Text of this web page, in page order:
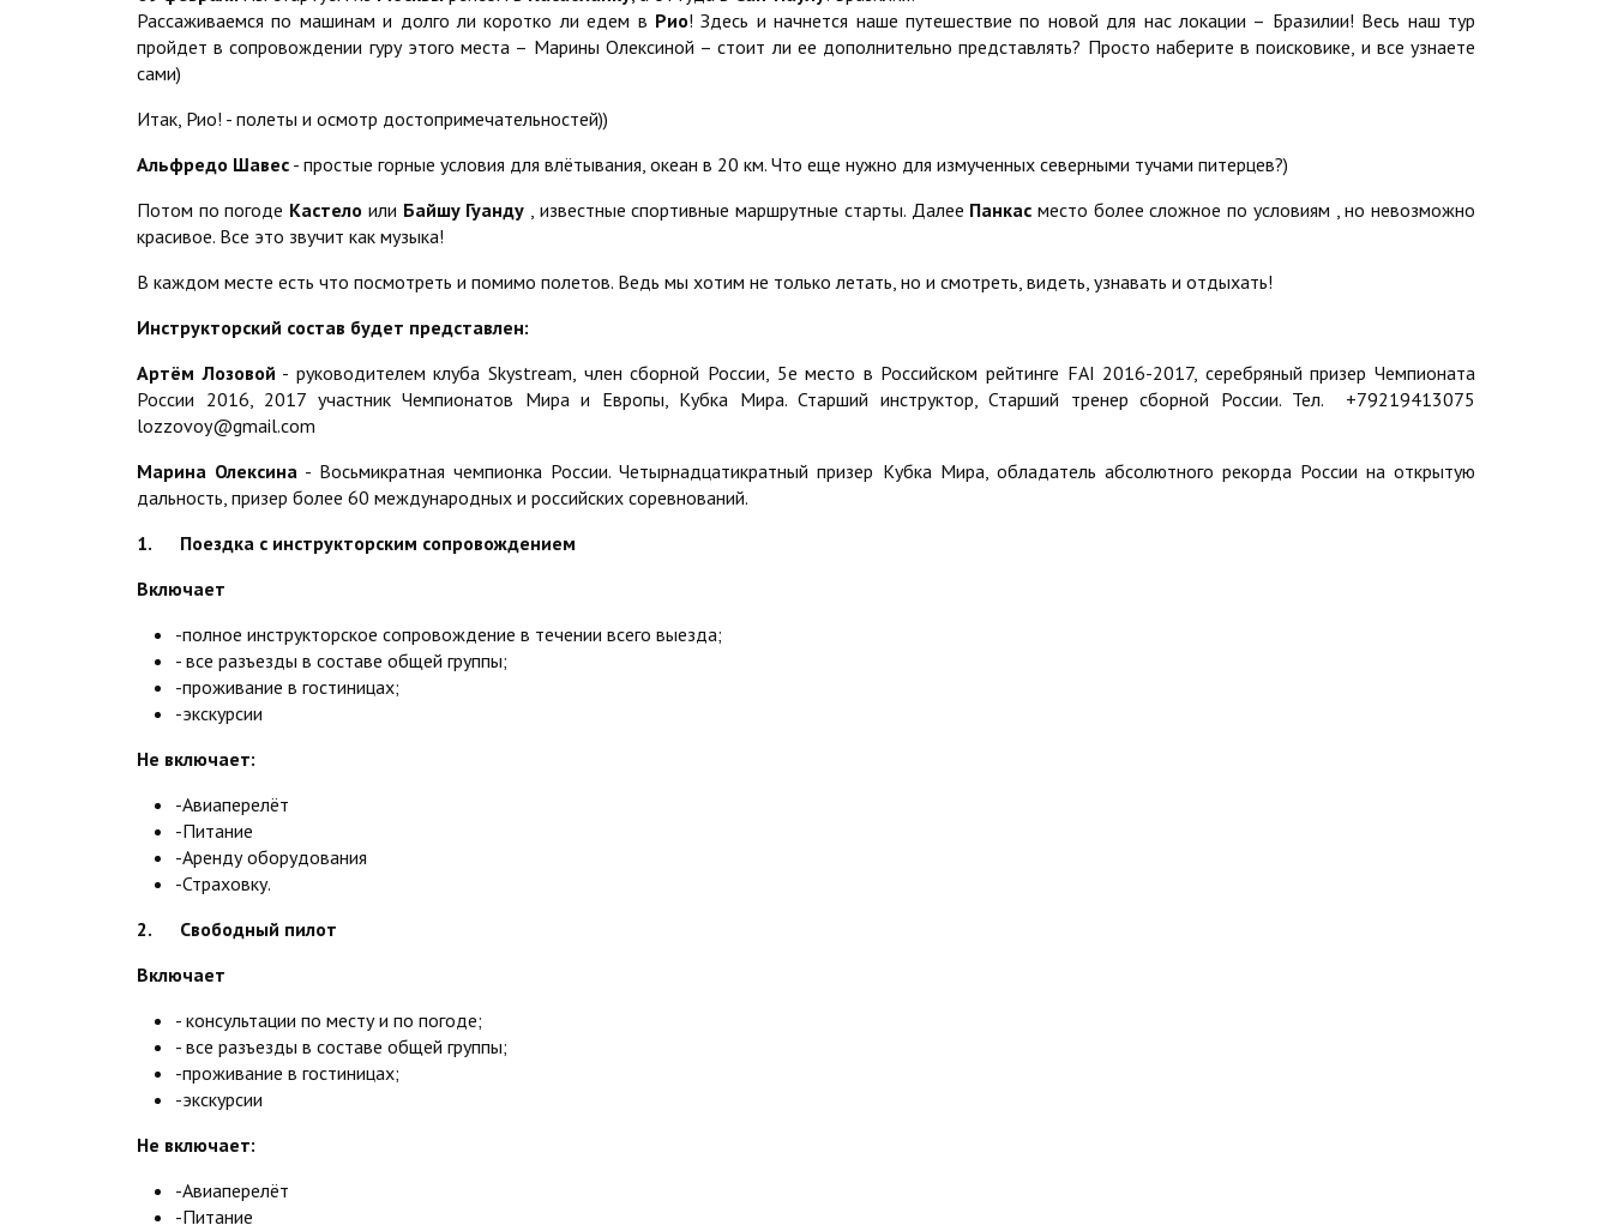
Рассаживаемся по машинам и долго ли коротко ли едем в Рио! Здесь и начнется наше путешествие по новой для нас локации – Бразилии! Весь наш тур
пройдет в сопровождении гуру этого места – Марины Олексиной – стоит ли ее дополнительно представлять? Просто наберите в поисковике, и все узнаете
сами)
Итак, Рио! - полеты и осмотр достопримечательностей))
Альфредо Шавес - простые горные условия для влётывания, океан в 20 км. Что еще нужно для измученных северными тучами питерцев?)
Потом по погоде Кастело или Байшу Гуанду , известные спортивные маршрутные старты. Далее Панкасместо более сложное по условиям , но невозможно
красивое. Все это звучит как музыка!
В каждом месте есть что посмотреть и помимо полетов. Ведь мы хотим не только летать, но и смотреть, видеть, узнавать и отдыхать!
Инструкторский состав будет представлен:
Артём Лозовой - руководителем клуба Skystream, член сборной России, 5е место в Российском рейтинге FAI 2016-2017, серебряный призер Чемпионата
России 2016, 2017 участник Чемпионатов Мира и Европы, Кубка Мира. Старший инструктор, Старший тренер сборной России. Тел. +79219413075
lozzovoy@gmail.com
Марина Олексина - Восьмикратная чемпионка России. Четырнадцатикратный призер Кубка Мира, обладатель абсолютного рекорда России на открытую
дальность, призер более 60 международных и российских соревнований.
1. Поездка с инструкторским сопровождением
Включает
-полное инструкторское сопровождение в течении всего выезда;
- все разъезды в составе общей группы;
-проживание в гостиницах;
-экскурсии
Не включает:
-Авиаперелёт
-Питание
-Аренду оборудования
-Страховку.
2. Свободный пилот
Включает
- консультации по месту и по погоде;
- все разъезды в составе общей группы;
-проживание в гостиницах;
-экскурсии
Не включает:
-Авиаперелёт
-Питание